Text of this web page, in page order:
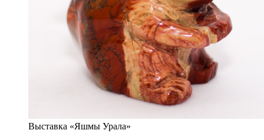
Выставка «Яшмы Урала»